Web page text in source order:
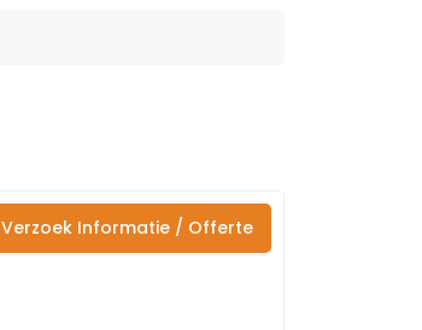
Verzoek Informatie / Offerte